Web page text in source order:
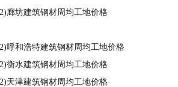
廊坊建筑钢材周均工地价格
呼和浩特建筑钢材周均工地价格
衡水建筑钢材周均工地价格
天津建筑钢材周均工地价格